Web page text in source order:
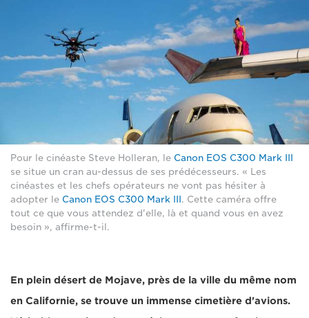
Pour le cinéaste Steve Holleran, le Canon EOS C300 Mark III
se situe un cran au-dessus de ses prédécesseurs. « Les
cinéastes et les chefs opérateurs ne vont pas hésiter à
adopter le Canon EOS C300 Mark III . Cette caméra offre
tout ce que vous attendez d'elle, là et quand vous en avez
besoin », affirme-t-il.
En plein désert de Mojave, près de la ville du même nom
en Californie, se trouve un immense cimetière d'avions.